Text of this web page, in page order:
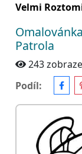
Velmi
Patrola
243
Podíl: